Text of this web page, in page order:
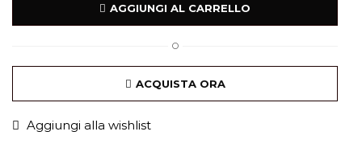
AGGIUNGI AL CARRELLO
O
ACQUISTA ORA
Aggiungi alla wishlist